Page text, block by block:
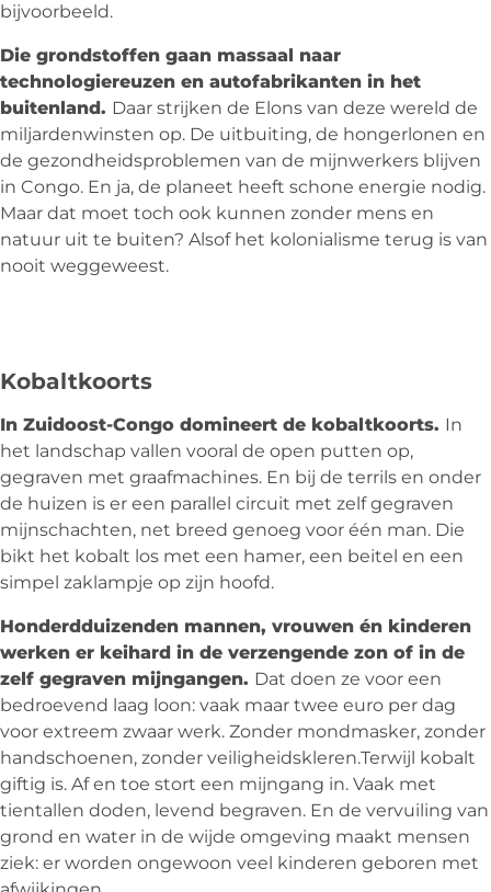
bijvoorbeeld.
Die grondstoffen gaan massaal naar
technologiereuzen en autofabrikanten in het
buitenland. Daar strijken de Elons van deze wereld de
miljardenwinsten op. De uitbuiting, de hongerlonen en
de gezondheidsproblemen van de mijnwerkers blijven
in Congo. En ja, de planeet heeft schone energie nodig.
Maar dat moet toch ook kunnen zonder mens en
natuur uit te buiten? Alsof het kolonialisme terug is van
nooit weggeweest.
Kobaltkoorts
In Zuidoost-Congo domineert de kobaltkoorts. In
het landschap vallen vooral de open putten op,
gegraven met graafmachines. En bij de terrils en onder
de huizen is er een parallel circuit met zelf gegraven
mijnschachten, net breed genoeg voor één man. Die
bikt het kobalt los met een hamer, een beitel en een
simpel zaklampje op zijn hoofd.
Honderdduizenden mannen, vrouwen én kinderen
werken er keihard in de verzengende zon of in de
zelf gegraven mijngangen. Dat doen ze voor een
bedroevend laag loon: vaak maar twee euro per dag
voor extreem zwaar werk. Zonder mondmasker, zonder
handschoenen, zonder veiligheidskleren.Terwijl kobalt
giftig is. Af en toe stort een mijngang in. Vaak met
tientallen doden, levend begraven. En de vervuiling van
grond en water in de wijde omgeving maakt mensen
ziek: er worden ongewoon veel kinderen geboren met